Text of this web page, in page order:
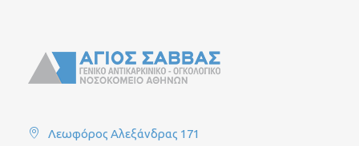
Λεωφόρος Αλεξάνδρας 171